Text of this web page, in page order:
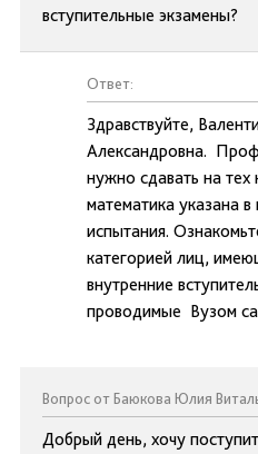
вступительные экзамены?
Ответ:
Здравствуйте,
Александровна.
нужно сдавать на тех
математика указана в
испытания.
категорией лиц,
внутренние
проводимые Вузом
Вопрос от Баюкова Юлия
Добрый день, хочу